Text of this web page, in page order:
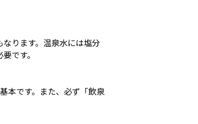
ります。温泉水には塩分
です。
本です。また、必ず「飲泉